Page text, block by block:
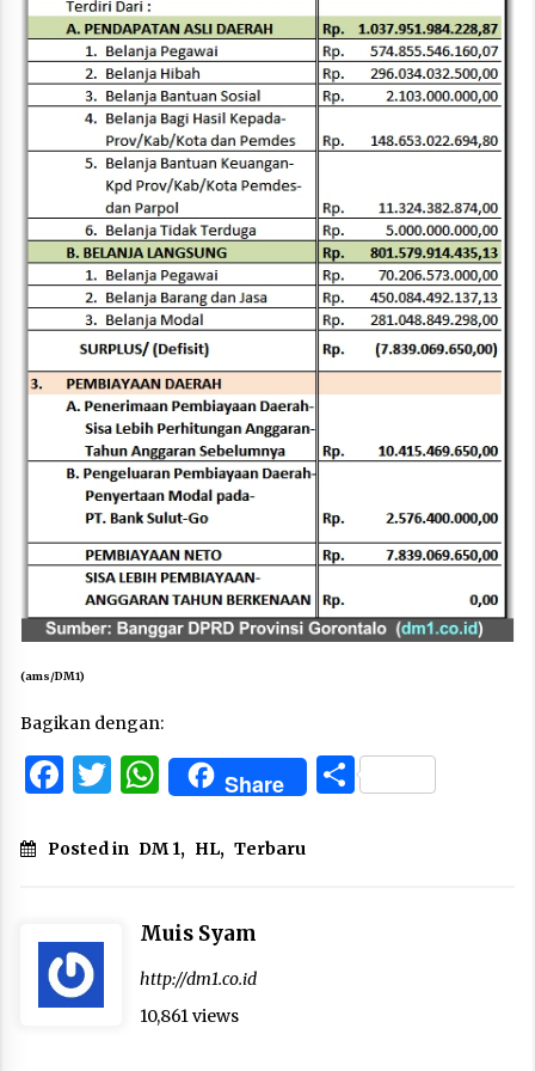
(ams/DM1)
Bagikan dengan:
Facebook
Twitter
WhatsApp
Share Share
Posted in DM 1, HL, Terbaru
Muis Syam
http://dm1.co.id
10,861 views